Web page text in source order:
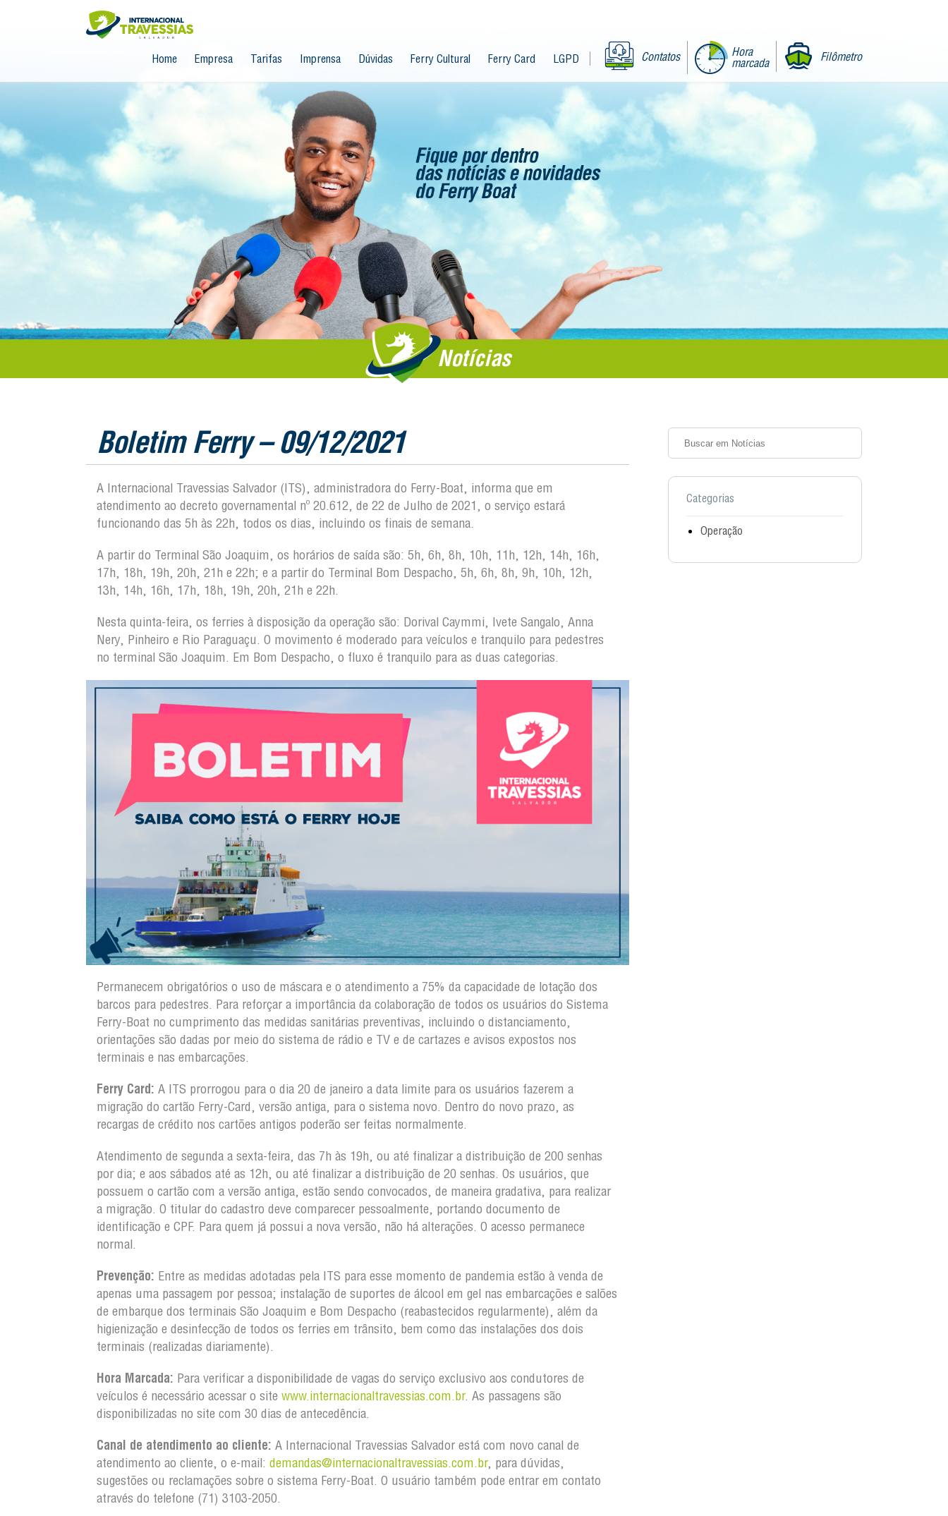
Contatos
Hora
marcada
Filômetro
Home Empresa Tarifas Imprensa Dúvidas Ferry Cultural Ferry Card LGPD
Notícias
Boletim Ferry – 09/12/2021
A Internacional Travessias Salvador (ITS), administradora do Ferry-Boat, informa que em
atendimento ao decreto governamental nº 20.612, de 22 de Julho de 2021, o serviço estará
funcionando das 5h às 22h, todos os dias, incluindo os finais de semana.
A partir do Terminal São Joaquim, os horários de saída são: 5h, 6h, 8h, 10h, 11h, 12h, 14h, 16h,
17h, 18h, 19h, 20h, 21h e 22h; e a partir do Terminal Bom Despacho, 5h, 6h, 8h, 9h, 10h, 12h,
13h, 14h, 16h, 17h, 18h, 19h, 20h, 21h e 22h.
Nesta quinta-feira, os ferries à disposição da operação são: Dorival Caymmi, Ivete Sangalo, Anna
Nery, Pinheiro e Rio Paraguaçu. O movimento é moderado para veículos e tranquilo para pedestres
no terminal São Joaquim. Em Bom Despacho, o fluxo é tranquilo para as duas categorias.
Permanecem obrigatórios o uso de máscara e o atendimento a 75% da capacidade de lotação dos
barcos para pedestres. Para reforçar a importância da colaboração de todos os usuários do Sistema
Ferry-Boat no cumprimento das medidas sanitárias preventivas, incluindo o distanciamento,
orientações são dadas por meio do sistema de rádio e TV e de cartazes e avisos expostos nos
terminais e nas embarcações.
Ferry Card: A ITS prorrogou para o dia 20 de janeiro a data limite para os usuários fazerem a
migração do cartão Ferry-Card, versão antiga, para o sistema novo. Dentro do novo prazo, as
recargas de crédito nos cartões antigos poderão ser feitas normalmente.
Atendimento de segunda a sexta-feira, das 7h às 19h, ou até finalizar a distribuição de 200 senhas
por dia; e aos sábados até as 12h, ou até finalizar a distribuição de 20 senhas. Os usuários, que
possuem o cartão com a versão antiga, estão sendo convocados, de maneira gradativa, para realizar
a migração. O titular do cadastro deve comparecer pessoalmente, portando documento de
identificação e CPF. Para quem já possui a nova versão, não há alterações. O acesso permanece
normal.
Prevenção: Entre as medidas adotadas pela ITS para esse momento de pandemia estão à venda de
apenas uma passagem por pessoa; instalação de suportes de álcool em gel nas embarcações e salões
de embarque dos terminais São Joaquim e Bom Despacho (reabastecidos regularmente), além da
higienização e desinfecção de todos os ferries em trânsito, bem como das instalações dos dois
terminais (realizadas diariamente).
Hora Marcada: Para verificar a disponibilidade de vagas do serviço exclusivo aos condutores de
veículos é necessário acessar o site www.internacionaltravessias.com.br. As passagens são
disponibilizadas no site com 30 dias de antecedência.
Canal de atendimento ao cliente: A Internacional Travessias Salvador está com novo canal de
atendimento ao cliente, o e-mail: demandas@internacionaltravessias.com.br, para dúvidas,
sugestões ou reclamações sobre o sistema Ferry-Boat. O usuário também pode entrar em contato
através do telefone (71) 3103-2050.
Categorias
Operação